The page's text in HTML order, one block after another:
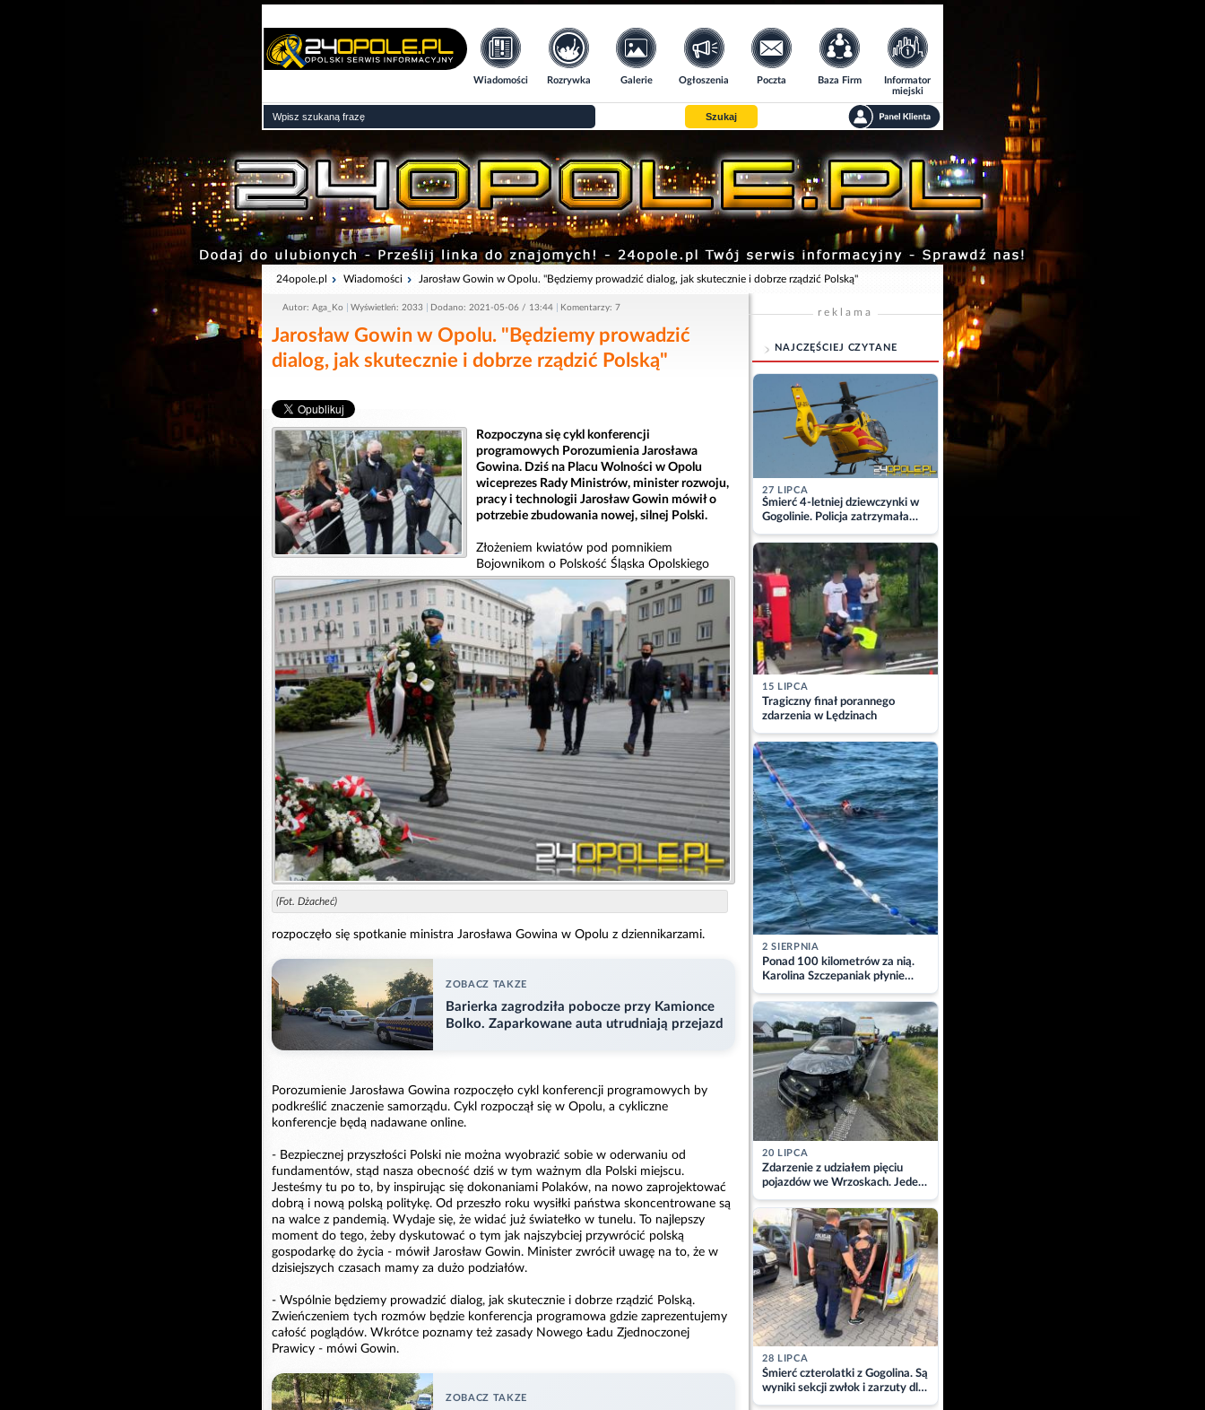
Wiadomości Rozrywka Galerie Ogłoszenia Poczta Baza Firm
Informator
miejski
Szukaj
24opole.pl Wiadomości Jarosław Gowin w Opolu. "Będziemy prowadzić dialog, jak skutecznie i dobrze rządzić Polską"
Autor: Aga_Ko Wyświetleń: 2033 Dodano: 2021-05-06 / 13:44 Komentarzy: 7
Jarosław Gowin w Opolu. "Będziemy prowadzić
dialog, jak skutecznie i dobrze rządzić Polską"
(Fot. Dżacheć)
Rozpoczyna się cykl konferencji
programowych Porozumienia Jarosława
Gowina. Dziś na Placu Wolności w Opolu
wiceprezes Rady Ministrów, minister rozwoju,
pracy i technologii Jarosław Gowin mówił o
potrzebie zbudowania nowej, silnej Polski.
Złożeniem kwiatów pod pomnikiem
Bojownikom o Polskość Śląska Opolskiego
rozpoczęło się spotkanie ministra Jarosława Gowina w Opolu z dziennikarzami.
ZOBACZ TAKZE
Barierka zagrodziła pobocze przy Kamionce
Bolko. Zaparkowane auta utrudniają przejazd
Porozumienie Jarosława Gowina rozpoczęło cykl konferencji programowych by
podkreślić znaczenie samorządu. Cykl rozpoczął się w Opolu, a cykliczne
konferencje będą nadawane online.
- Bezpiecznej przyszłości Polski nie można wyobrazić sobie w oderwaniu od
fundamentów, stąd nasza obecność dziś w tym ważnym dla Polski miejscu.
Jesteśmy tu po to, by inspirując się dokonaniami Polaków, na nowo zaprojektować
dobrą i nową polską politykę. Od przeszło roku wysiłki państwa skoncentrowane są
na walce z pandemią. Wydaje się, że widać już światełko w tunelu. To najlepszy
moment do tego, żeby dyskutować o tym jak najszybciej przywrócić polską
gospodarkę do życia - mówił Jarosław Gowin. Minister zwrócił uwagę na to, że w
dzisiejszych czasach mamy za dużo podziałów.
- Wspólnie będziemy prowadzić dialog, jak skutecznie i dobrze rządzić Polską.
Zwieńczeniem tych rozmów będzie konferencja programowa gdzie zaprezentujemy
całość poglądów. Wkrótce poznamy też zasady Nowego Ładu Zjednoczonej
Prawicy - mówi Gowin.
ZOBACZ TAKZE
reklama
NAJCZĘŚCIEJ CZYTANE
27 LIPCA
Śmierć 4-letniej dziewczynki w
Gogolinie. Policja zatrzymała
matkę
15 LIPCA
Tragiczny finał porannego
zdarzenia w Lędzinach
2 SIERPNIA
Ponad 100 kilometrów za nią.
Karolina Szczepaniak płynie
przez Bałtyk dla Piotra.
Aktualizacja
20 LIPCA
Zdarzenie z udziałem pięciu
pojazdów we Wrzoskach. Jeden
z kierowców zabrany w
kajdankach
28 LIPCA
Śmierć czterolatki z Gogolina. Są
wyniki sekcji zwłok i zarzuty dla
matki